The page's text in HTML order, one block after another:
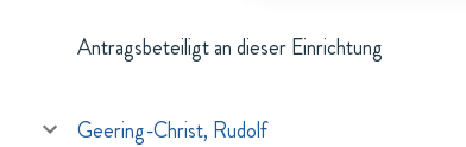
Antragsbeteiligt an dieser Einrichtung
Geering-Christ, Rudolf